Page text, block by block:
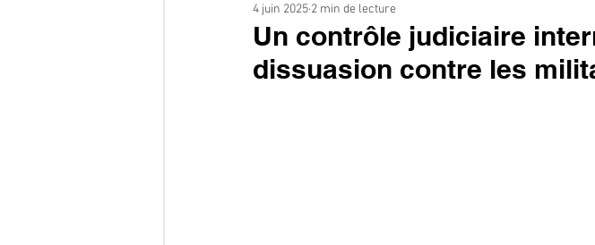
Interviews
Un contrôle judiciaire
dissuasion contre les
4 juin 2025 2 min de lecture